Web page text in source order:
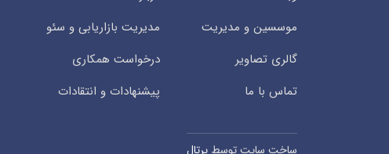
موسسین و مدیریت
مدیریت بازاریابی و سئو
گالری تصاویر
درخواست همکاری
تماس با ما
پیشنهادات و انتقادات
ساخت سایت توسط پرتال